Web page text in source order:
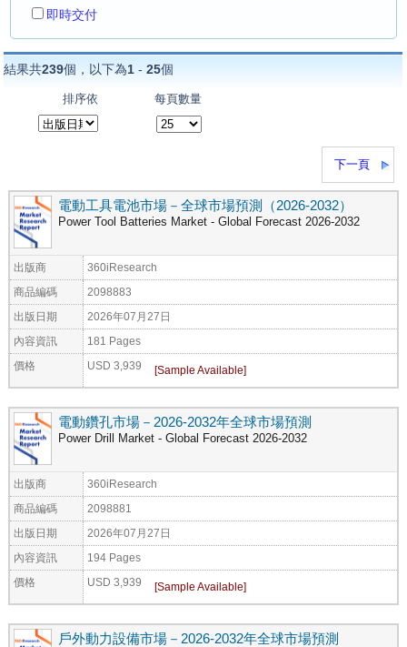
即時交付
結果共239個，以下為1 -25個
排序依 每頁數量
下一頁
電動工具電池市場－全球市場預測（2026-2032）
Power Tool Batteries Market - Global Forecast 2026-2032
出版商 360iResearch
商品編碼 2098883
出版日期 2026年07月27日
內容資訊 181 Pages
價格 USD 3,939
電動鑽孔市場－2026-2032年全球市場預測
Power Drill Market - Global Forecast 2026-2032
出版商 360iResearch
商品編碼 2098881
出版日期 2026年07月27日
內容資訊 194 Pages
價格 USD 3,939
戶外動力設備市場－2026-2032年全球市場預測